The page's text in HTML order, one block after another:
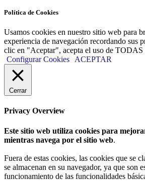
Política de Cookies
Usamos cookies en nuestro sitio web para
experiencia de navegación recordando sus
clic en "Aceptar", acepta el uso de TODAS
Configurar Cookies
ACEPTAR
Cerrar
Privacy Overview
Este sitio web utiliza cookies para
mientras navega por el sitio web.
Fuera de estas cookies, las cookies que se
se almacenan en su navegador, ya que son
funcionamiento de las funcionalidades